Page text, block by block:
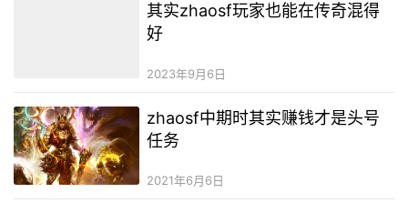
其实zhaosf玩家也能在传奇混得
好
2023年9月6日
zhaosf中期时其实赚钱才是头号
任务
2021年6月6日